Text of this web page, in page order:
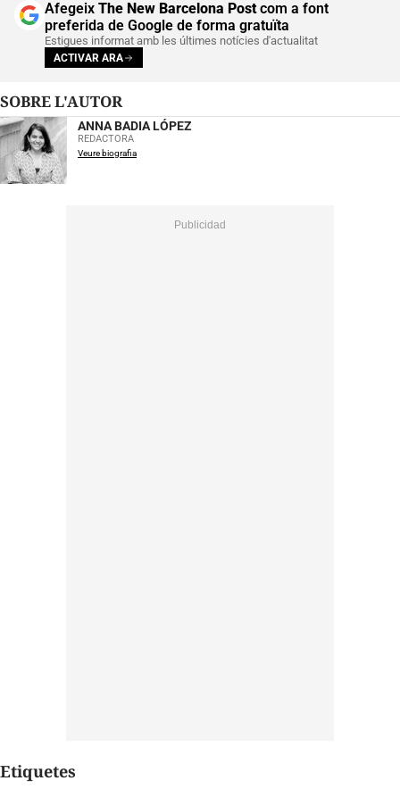
Afegeix The New Barcelona Postcom a font
preferida de Google de forma gratuïta
Estigues informat amb les últimes notícies d'actualitat
ACTIVAR ARA
SOBRE L'AUTOR
ANNA BADIA LÓPEZ
REDACTORA
Veure biografia
Etiquetes